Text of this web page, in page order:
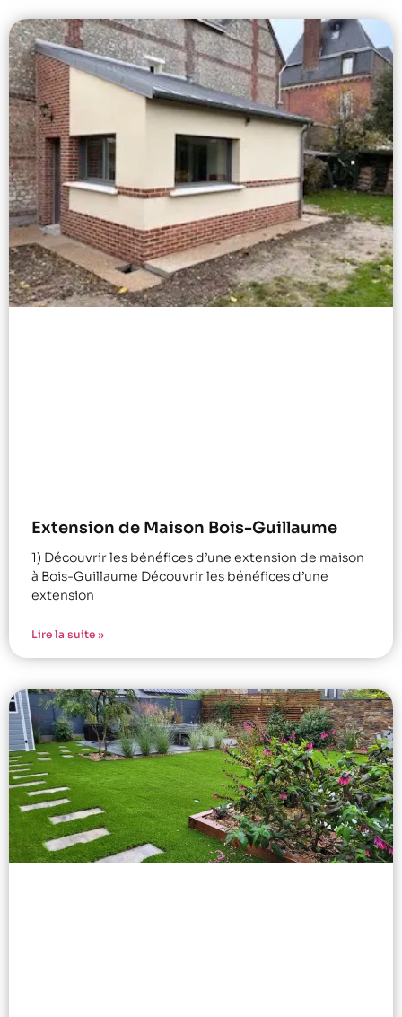
Extension de Maison Bois-Guillaume
1) Découvrir les bénéfices d’une extension de maison
à Bois-Guillaume Découvrir les bénéfices d’une
extension
Lire la suite »